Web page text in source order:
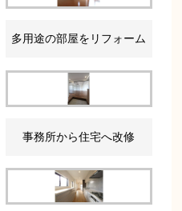
多用途の部屋をリフォーム
事務所から住宅へ改修